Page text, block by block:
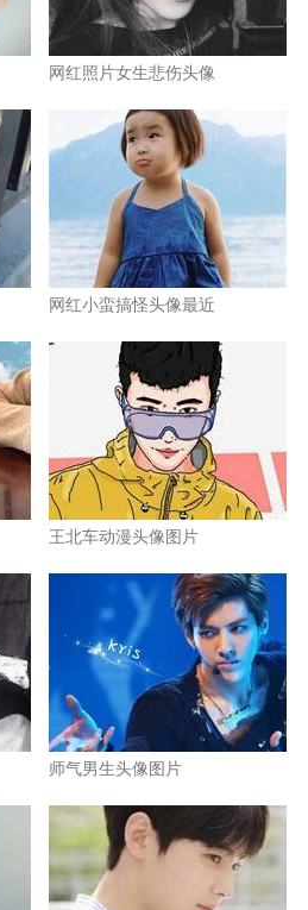
网红照片女生悲伤头像
网红小蛮搞怪头像最近
王北车动漫头像图片
师气男生头像图片